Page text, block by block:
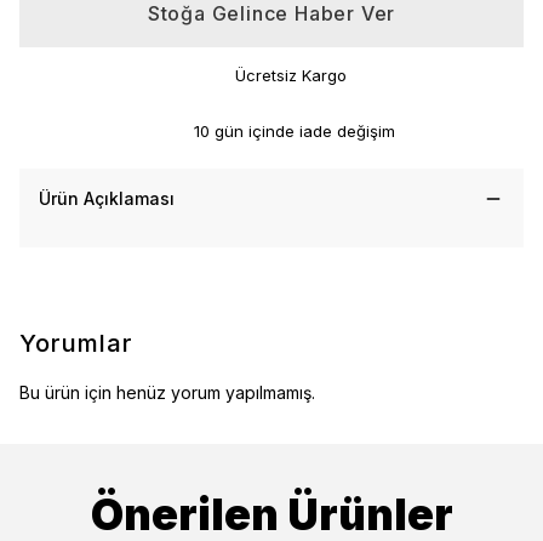
Stoğa Gelince Haber Ver
Ücretsiz Kargo
10 gün içinde iade değişim
Ürün Açıklaması
Yorumlar
Bu ürün için henüz yorum yapılmamış.
Önerilen Ürünler